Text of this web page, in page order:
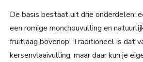
De basis bestaat uit drie onderdelen:
een romige monchouvulling en
fruitlaag bovenop. Traditioneel is dat
kersenvlaaivulling, maar daar kun je